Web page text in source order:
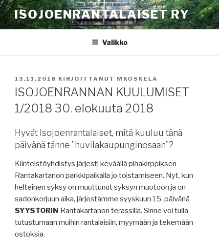
Siirry
sisältöönISOJOENRANTALAISET RY
Valikko
JULKAISTU
13.11.2018 KIRJOITTANUT MKOSKELA
ISOJOENRANNAN KUULUMISET
1/2018 30. elokuuta 2018
Hyvät Isojoenrantalaiset, mitä kuuluu tänä
päivänä tänne ”huvilakaupunginosaan”?
Kiinteistöyhdistys järjesti keväällä pihakirppiksen
Rantakartanon parkkipaikalla jo toistamiseen. Nyt, kun
helteinen syksy on muuttunut syksyn muotoon ja on
sadonkorjuun aika, järjestämme syyskuun 15. päivänä
SYYSTORIN Rantakartanon terassilla. Sinne voi tulla
tutustumaan muihin rantalaisiin, myymään ja tekemään
ostoksia.